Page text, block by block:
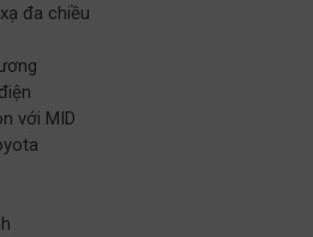
đa chiều
với MID